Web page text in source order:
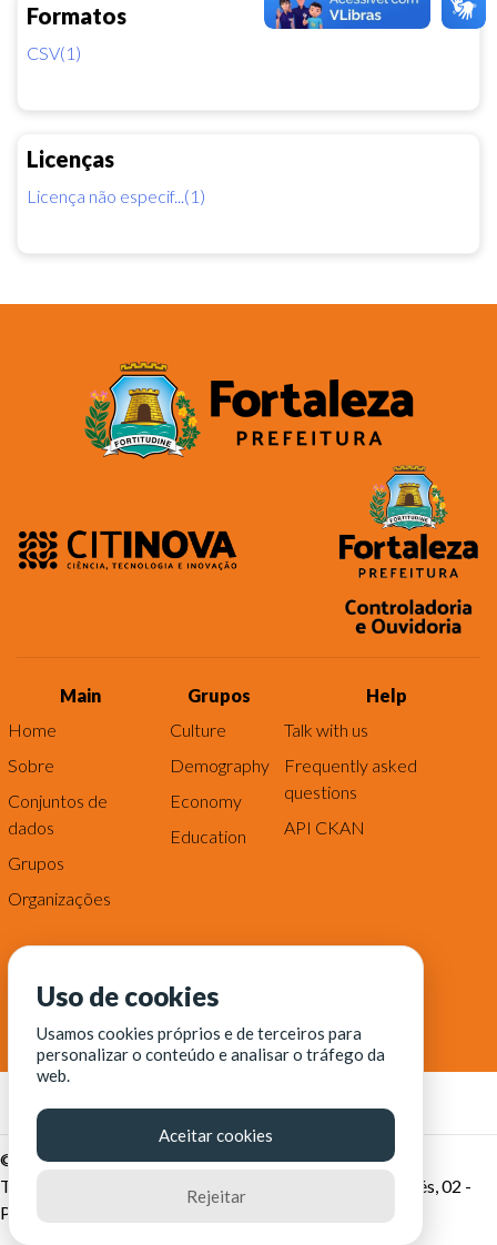
Formatos
CSV(1)
Licenças
Licença não especif...(1)
Main
Home
Sobre
Conjuntos de
dados
Grupos
Organizações
Grupos
Culture
Demography
Economy
Education
Help
Talk with us
Frequently asked
questions
API CKAN
© Fortaleza Digital || CITINOVA - Fundação de Ciência,
Tecnologia e Inovação de Fortaleza - Rua dos Tremembés, 02 -
Praia de Iracema - Fortaleza-CE
Uso de cookies
Usamos cookies próprios e de terceiros para
personalizar o conteúdo e analisar o tráfego da
web.
Aceitar cookies
Rejeitar